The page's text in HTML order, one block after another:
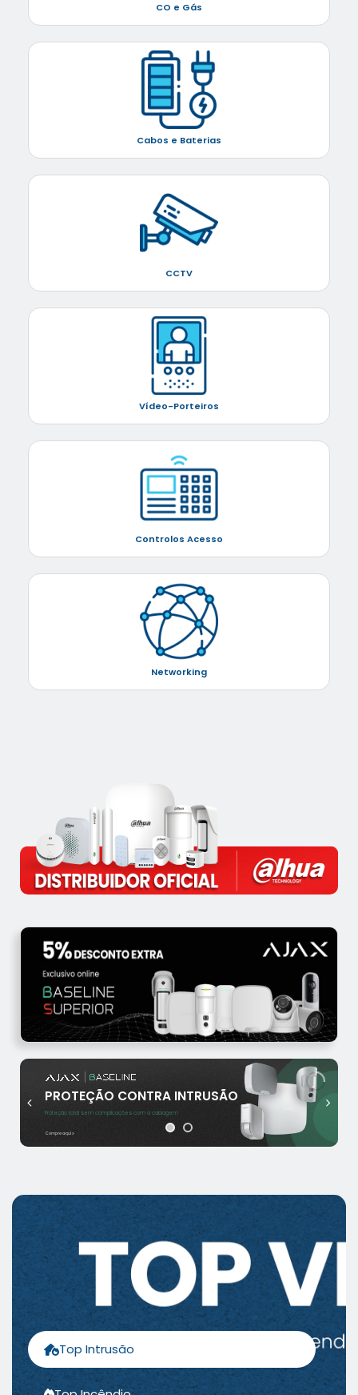
CO e Gás
Cabos e Baterias
CCTV
Vídeo-Porteiros
Controlos Acesso
Networking
Compre aqui
Proteção total sem complicações com a cablagem
PROTEÇÃO CONTRA INTRUSÃO
|
Top Intrusão